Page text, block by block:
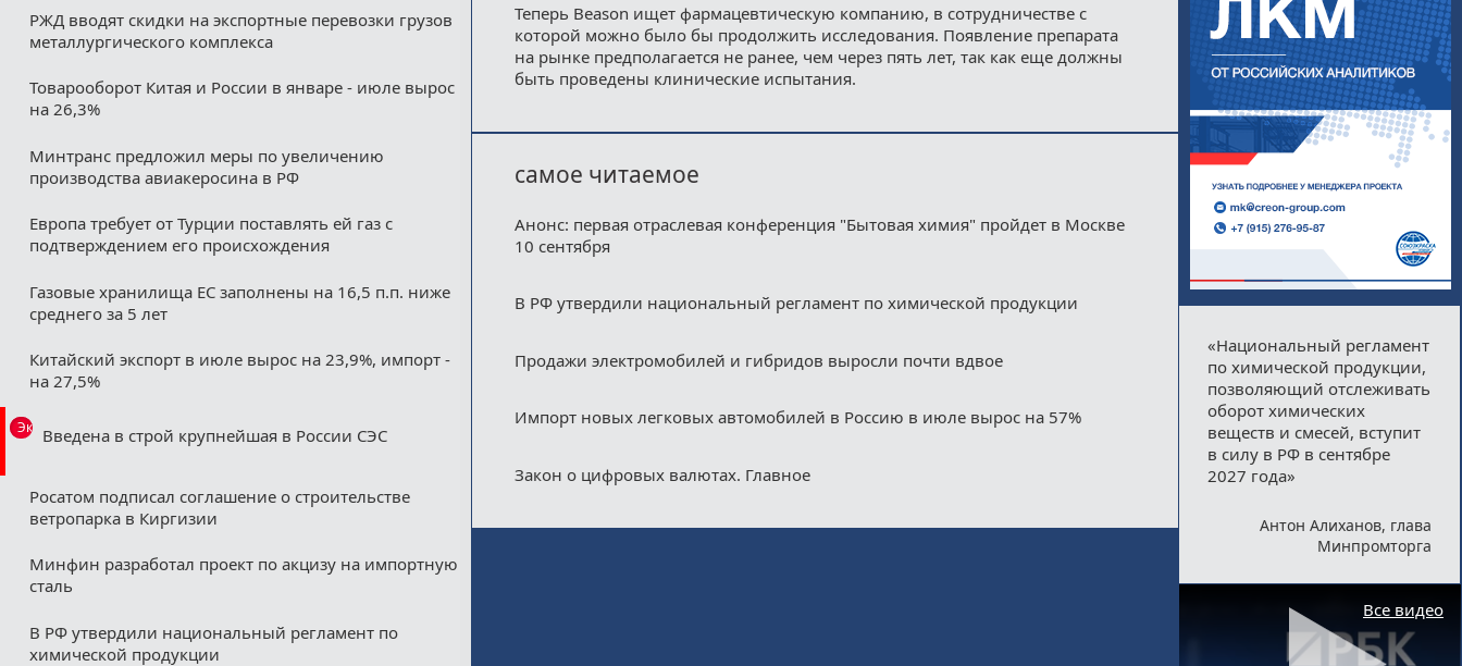
РЖД вводят скидки на экспортные перевозки грузов
металлургического комплекса
Товарооборот Китая и России в январе - июле вырос
на 26,3%
Минтранс предложил меры по увеличению
производства авиакеросина в РФ
Европа требует от Турции поставлять ей газ с
подтверждением его происхождения
Газовые хранилища ЕС заполнены на 16,5 п.п. ниже
среднего за 5 лет
Китайский экспорт в июле вырос на 23,9%, импорт -
на 27,5%
Эксклюзив
Введена в строй крупнейшая в России СЭС
Росатом подписал соглашение о строительстве
ветропарка в Киргизии
Минфин разработал проект по акцизу на импортную
сталь
В РФ утвердили национальный регламент по
химической продукции
Теперь Beason ищет фармацевтическую компанию, в сотрудничестве с
которой можно было бы продолжить исследования. Появление препарата
на рынке предполагается не ранее, чем через пять лет, так как еще должны
быть проведены клинические испытания.
самое читаемое
Анонс: первая отраслевая конференция "Бытовая химия" пройдет в Москве
10 сентября
В РФ утвердили национальный регламент по химической продукции
Продажи электромобилей и гибридов выросли почти вдвое
Импорт новых легковых автомобилей в Россию в июле вырос на 57%
Закон о цифровых валютах. Главное
«Национальный регламент
по химической продукции,
позволяющий отслеживать
оборот химических
веществ и смесей, вступит
в силу в РФ в сентябре
2027 года»
Антон Алиханов, глава
Минпромторга
Все видео